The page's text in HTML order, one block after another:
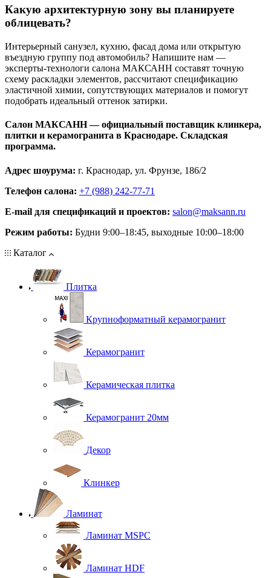
Какую архитектурную зону вы планируете
облицевать?
Интерьерный санузел, кухню, фасад дома или открытую
въездную группу под автомобиль? Напишите нам —
эксперты‑технологи салона МАКСАНН составят точную
схему раскладки элементов, рассчитают спецификацию
эластичной химии, сопутствующих материалов и помогут
подобрать идеальный оттенок затирки.
Салон МАКСАНН — официальный поставщик клинкера,
плитки и керамогранита в Краснодаре. Складская
программа.
Адрес шоурума: г. Краснодар, ул. Фрунзе, 186/2
Телефон салона: +7 (988) 242-77-71
E‑mail для спецификаций и проектов: salon@maksann.ru
Режим работы: Будни 9:00–18:45, выходные 10:00–18:00
Каталог
Плитка
Крупноформатный керамогранит
Керамогранит
Керамическая плитка
Керамогранит 20мм
Декор
Клинкер
Ламинат
Ламинат MSPC
Ламинат HDF